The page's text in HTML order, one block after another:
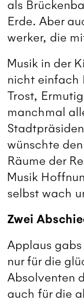
als
Erde. Aber
werker, die
Musik in der
nicht einfach
Trost,
manchmal
wünschte
Räume der
Musik
selbst wach
Zwei
Applaus
nur für die
Absolventen
auch für die